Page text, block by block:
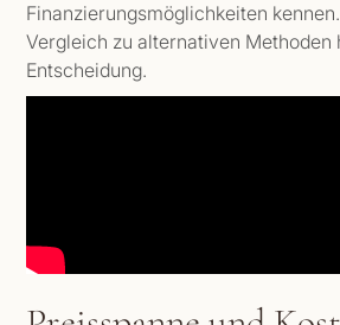
Finanzierungsmöglichkeiten
Vergleich zu alternativen Methoden
Entscheidung.